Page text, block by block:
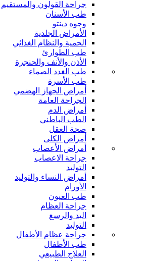
جراحة القولون والمستقيم
طب الأسنان
وجوه دينتو
الأمراض الجلدية
الحمية والنظام الغذائي
طب الطوارئ
الأذن والأنف والحنجرة
طب الغدد الصماء
طب الأسرة
أمراض الجهاز الهضمي
الجراحة العامة
أمراض الدم
الطب الباطني
صحة العقل
أمراض الكلى
أمراض الأعصاب
جراحة الاعصاب
التوليد
أمراض النساء والتوليد
الأورام
طب العيون
جراحة العظام
اليد والرسغ
التوليد
جراحة عظام الأطفال
طب الأطفال
العلاج الطبيعي